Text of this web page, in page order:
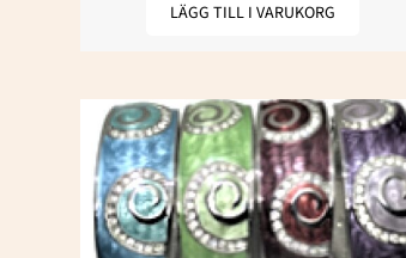
LÄGG TILL I VARUKORG
Den
här
produkten
har